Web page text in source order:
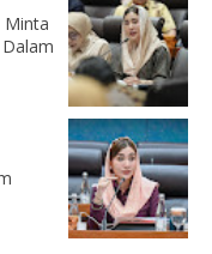
Minta